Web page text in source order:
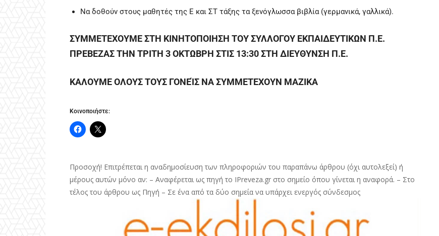
Να δοθούν στους μαθητές της Ε και ΣΤ τάξης τα ξενόγλωσσα βιβλία (γερμανικά, γαλλικά).
ΣΥΜΜΕΤΕΧΟΥΜΕ ΣΤΗ ΚΙΝΗΤΟΠΟΙΗΣΗ ΤΟΥ ΣΥΛΛΟΓΟΥ ΕΚΠΑΙΔΕΥΤΙΚΩΝ Π.Ε.
ΠΡΕΒΕΖΑΣ ΤΗΝ ΤΡΙΤΗ 3 ΟΚΤΩΒΡΗ ΣΤΙΣ 13:30 ΣΤΗ ΔΙΕΥΘΥΝΣΗ Π.Ε.
ΚΑΛΟΥΜΕ ΟΛΟΥΣ ΤΟΥΣ ΓΟΝΕΊΣ ΝΑ ΣΥΜΜΕΤΕΧΟΥΝ ΜΑΖΙΚΑ
Κοινοποιήστε:
Προσοχή! Επιτρέπεται η αναδημοσίευση των πληροφοριών του παραπάνω άρθρου (όχι αυτολεξεί) ή
μέρους αυτών μόνο αν: – Αναφέρεται ως πηγή το IPreveza.gr στο σημείο όπου γίνεται η αναφορά. – Στο
τέλος του άρθρου ως Πηγή – Σε ένα από τα δύο σημεία να υπάρχει ενεργός σύνδεσμος